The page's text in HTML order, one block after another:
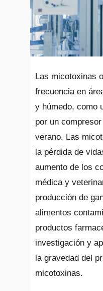
Las micotoxinas
frecuencia en
y húmedo, como
por un
verano. Las
la pérdida de
aumento de los
médica y
producción de
alimentos
productos
investigación y
la gravedad del
micotoxinas.